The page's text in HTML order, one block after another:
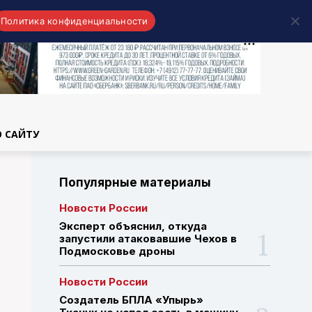
САЙТУ
Популярные материалы
Новости России
Эксперт объяснил, откуда
запустили атаковавшие Чехов в
Подмосковье дроны
Новости России
Создатель БПЛА «Упырь»
Политика конфиденциальности